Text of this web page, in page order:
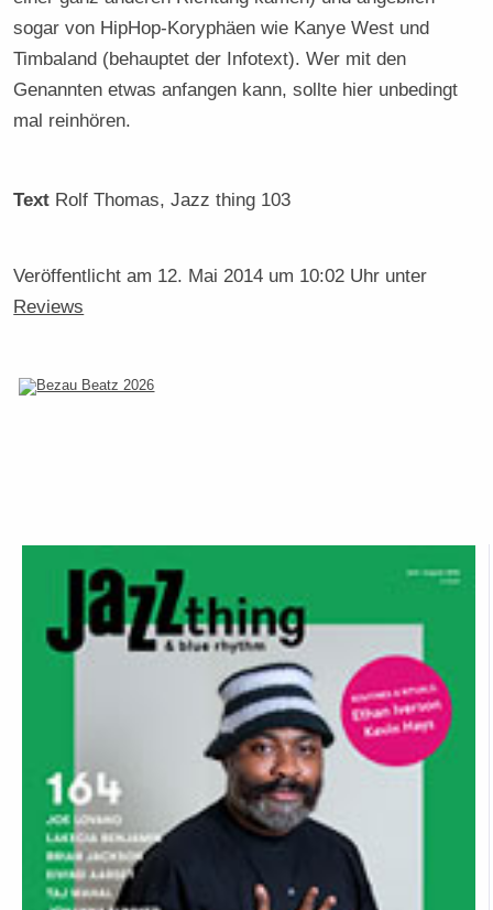
sogar von HipHop-Koryphäen wie Kanye West und
Timbaland (behauptet der Infotext). Wer mit den
Genannten etwas anfangen kann, sollte hier unbedingt
mal reinhören.
Text Rolf Thomas, Jazz thing 103
Veröffentlicht am 12. Mai 2014 um 10:02 Uhr unter
Reviews